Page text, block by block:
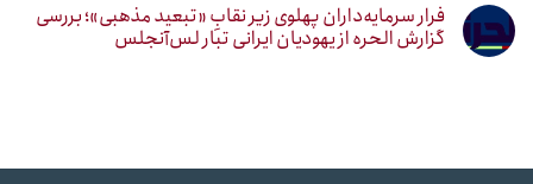
فرار سرمایه‌داران پهلوی زیر نقابِ «تبعید مذهبی»؛ بررسی
گزارش الحره از یهودیان ایرانی تبار لس‌آنجلس